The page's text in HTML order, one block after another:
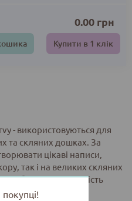
0.00 грн
Купити в 1 клік
- використовуються для
та скляних дошках. За
цікаві написи,
так і на великих скляних
в роботі дає можливість
будь-кому.